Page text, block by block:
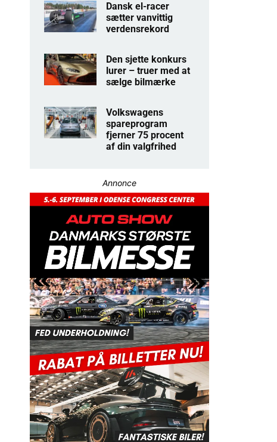
Dansk el-racer
sætter vanvittig
verdensrekord
Den sjette konkurs
lurer – truer med at
sælge bilmærke
Volkswagens
spareprogram
fjerner 75 procent
af din valgfrihed
Annonce